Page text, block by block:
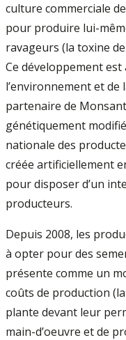
culture commerciale
pour produire lui-
ravageurs (la toxine
Ce développement
l’environnement et de
partenaire de
génétiquement
nationale des
créée artificiellement
pour disposer d’un
producteurs.
Depuis 2008, les
à opter pour des
présente comme un
coûts de production
plante devant leur
main-d’oeuvre et de